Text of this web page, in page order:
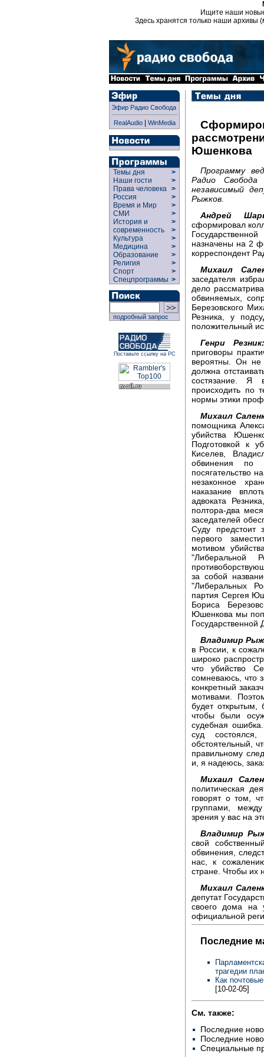
Ищите наши
Здесь хранятся только наши архивы
Эфир Радио Свобода
RealAudio| WinMedia
Темы дня
>
Наши гости
>
Права человека >
Россия
>
Время и Мир
>
СМИ
>
История и
современность
>
>
Культура
>
Медицина
>
Образование
>
Религия
>
Спорт
>
Спецпрограммы >
подробный запрос
Поставьте ссылку на РС
Юшенкова
Программу
Радио
независимый
Рыжков.
Андрей
сформировал
назначены на 2
корреспондент
Михаил
заседателя
дело
обвиняемых,
Березовского
Резника, у
положительный
Генри
приговоры
вероятны. Он не
должна
состязание. Я
происходить по
нормы этики
Михаил
помощника
убийства
Подготовкой к
Киселев,
обвинения по
посягательство
незаконное
наказание
адвоката
полтора-два
заседателей
Суду предстоит
первого
мотивом
"Либеральной
за собой
"Либеральных
партия Сергея
Бориса
Юшенкова мы
Владимир
в России, к
широко
что убийство
сомневаюсь, что
конкретный
мотивами.
будет открытым,
чтобы были
судебная
суд
обстоятельный,
правильному
и, я надеюсь,
Михаил
политическая
говорят о том,
группами,
зрения у вас на
Владимир
свой
обвинения,
нас, к
стране. Чтобы их
Михаил
депутат
своего дома на
официальной
Последние
трагедии
Как
[10-02-05]
См. также:
Последние
Последние
Специальные